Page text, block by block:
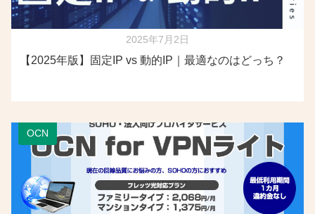
2025年7月2日
【2025年版】固定IP vs 動的IP｜最適なのはどっち？
OCN